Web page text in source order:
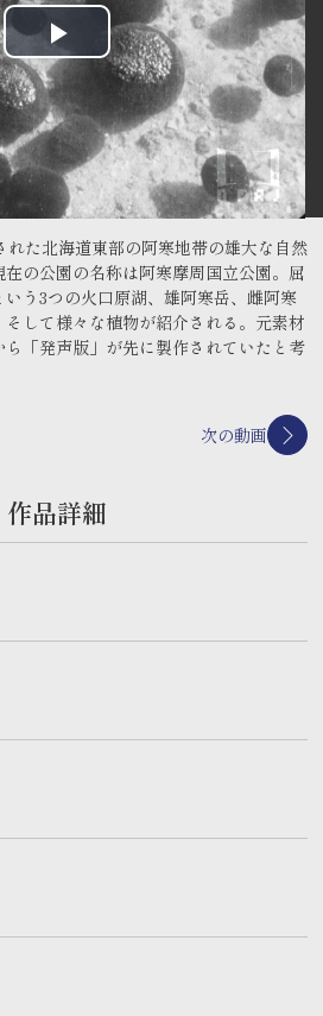
サイトについて
お知らせ一覧
ブのコレクション公開サイト
よくあるご質問
関連リンク
作クレジット
ご利用について
れた北海道東部の阿寒地帯の雄大な自然
の公園の名称は阿寒摩周国立公園。屈
う3つの火口原湖、雄阿寒岳、雌阿寒
して様々な植物が紹介される。元素材
「発声版」が先に製作されていたと考
次の動画
作品詳細